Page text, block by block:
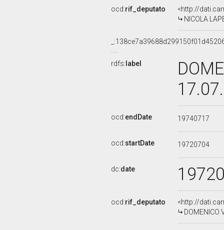
ocd:rif_deputato
<http://
NICOLA
rdfs: label
ocd:endDate 19740717
ocd:startDate 19720704
dc:date
ocd:rif_deputato
<http://
DOMENICO